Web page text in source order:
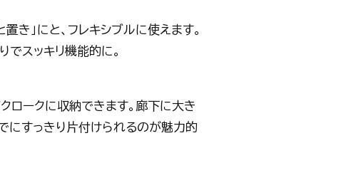
き」にと、フレキシブルに使えます。
でスッキリ機能的に。
ロークに収納できます。廊下に大き
にすっきり片付けられるのが魅力的